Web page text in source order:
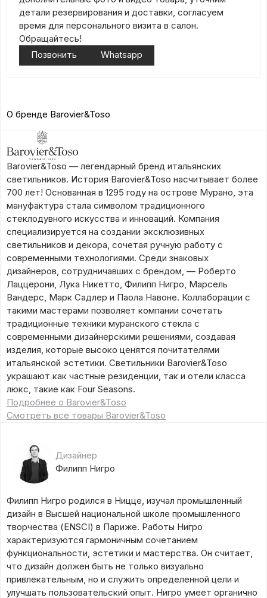
детали резервирования и доставки, согласуем
время для персонального визита в салон.
Обращайтесь!
Позвонить
Whatsapp
О бренде Barovier&Toso
Barovier&Toso — легендарный бренд итальянских
светильников. История Barovier&Toso насчитывает более
700 лет! Основанная в 1295 году на острове Мурано, эта
мануфактура стала символом традиционного
стеклодувного искусства и инноваций. Компания
специализируется на создании эксклюзивных
светильников и декора, сочетая ручную работу с
современными технологиями. Среди знаковых
дизайнеров, сотрудничавших с брендом, — Роберто
Лаццерони, Лука Никетто, Филипп Нигро, Марсель
Вандерс, Марк Садлер и Паола Навоне. Коллаборации с
такими мастерами позволяет компании сочетать
традиционные техники муранского стекла с
современными дизайнерскими решениями, создавая
изделия, которые высоко ценятся почитателями
итальянской эстетики. Светильники Barovier&Toso
украшают как частные резиденции, так и отели класса
люкс, такие как Four Seasons.
Подробнее о Barovier&Toso
Смотреть все товары Barovier&Toso
Дизайнер
Филипп Нигро
Филипп Нигро родился в Ницце, изучал промышленный
дизайн в Высшей национальной школе промышленного
творчества (ENSCI) в Париже. Работы Нигро
характеризуются гармоничным сочетанием
функциональности, эстетики и мастерства. Он считает,
что дизайн должен быть не только визуально
привлекательным, но и служить определенной цели и
улучшать пользовательский опыт. Нигро умеет органично